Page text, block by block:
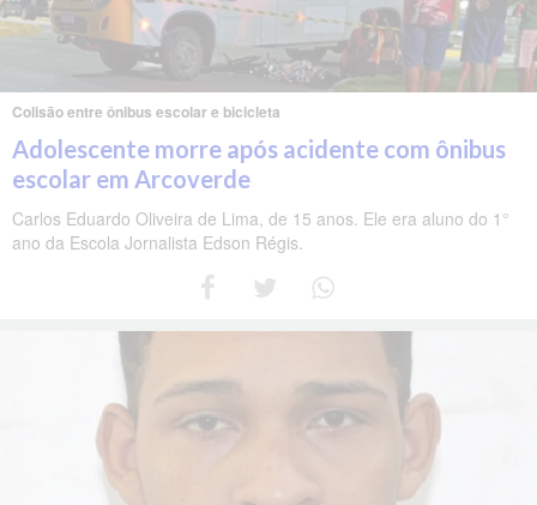
Colisão entre ônibus escolar e bicicleta
Adolescente morre após acidente com ônibus
escolar em Arcoverde
Carlos Eduardo Oliveira de Lima, de 15 anos. Ele era aluno do 1°
ano da Escola Jornalista Edson Régis.